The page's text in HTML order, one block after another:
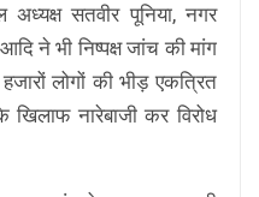
सतवीर पूनिया, नगर
ने भी निष्पक्ष जांच की मांग
लोगों की भीड़ एकत्रित
खिलाफ नारेबाजी कर विरोध